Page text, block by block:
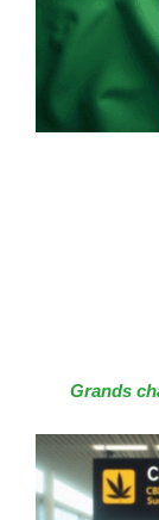
Grands